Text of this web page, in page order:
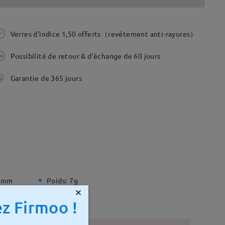
Verres d'indice 1,50 offerts（revêtement anti-rayures）
Possibilité de retour & d’échange de 60 jours
Garantie de 365 jours
Poids: 7g
×
Firmoo !